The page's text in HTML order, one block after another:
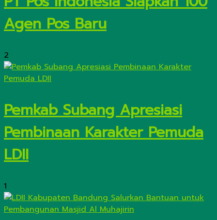
Agen Pos Baru
2
Pemkab Subang Apresiasi
Pembinaan Karakter Pemuda
LDII
1